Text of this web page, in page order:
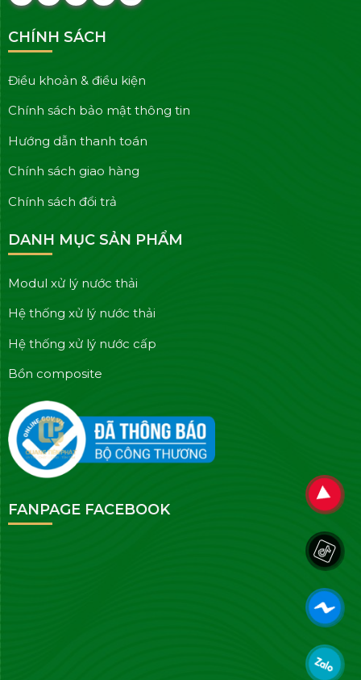
CHÍNH SÁCH
Điều khoản & điều kiện
Chính sách bảo mật thông tin
Hướng dẫn thanh toán
Chính sách giao hàng
Chính sách đổi trả
DANH MỤC SẢN PHẨM
Modul xử lý nước thải
Hệ thống xử lý nước thải
Hệ thống xử lý nước cấp
Bồn composite
FANPAGE FACEBOOK